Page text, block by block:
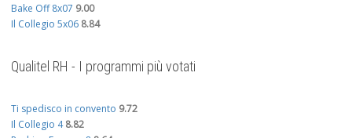
Bake Off 8x07 9.00
Il Collegio 5x06 8.84
Qualitel RH - I programmi più votati
Ti spedisco in convento 9.72
Il Collegio 4 8.82